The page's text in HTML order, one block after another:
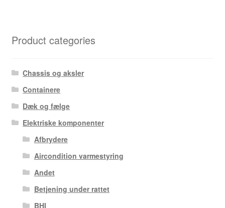
Product categories
Chassis og aksler
Containere
Dæk og fælge
Elektriske komponenter
Afbrydere
Aircondition varmestyring
Andet
Betjening under rattet
BHI